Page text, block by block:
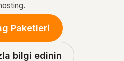
Paketleri
bilgi edinin